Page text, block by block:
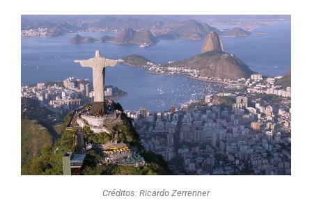
Créditos: Ricardo Zerrenner